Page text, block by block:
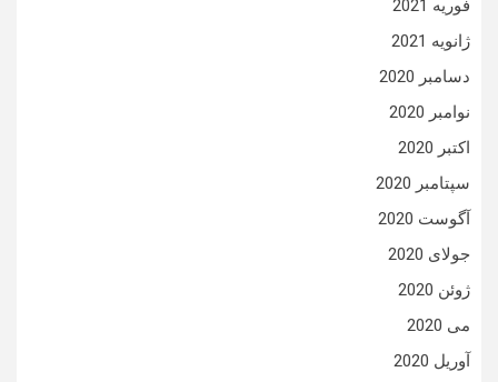
فوریه 2021
ژانویه 2021
دسامبر 2020
نوامبر 2020
اکتبر 2020
سپتامبر 2020
آگوست 2020
جولای 2020
ژوئن 2020
می 2020
آوریل 2020